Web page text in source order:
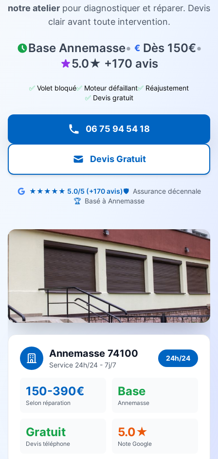
notre atelier pour diagnostiquer et réparer. Devis
clair avant toute intervention.
Base Annemasse• € Dès 150€•
5.0★ +170 avis
✅ Volet bloqué✅ Moteur défaillant✅ Réajustement
✅ Devis gratuit
06 75 94 54 18
Devis Gratuit
★★★★★ 5.0/5 (+170 avis)🛡️ Assurance décennale
🏆 Basé à Annemasse
Annemasse 74100
Service 24h/24 - 7j/7
24h/24
150-390€
Selon réparation
Base
Annemasse
Gratuit
Devis téléphone
5.0★
Note Google